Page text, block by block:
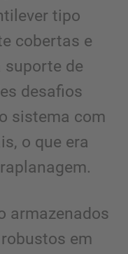
tipo
cobertas e
suporte de
desafios
sistema com
o que era
armazenados
em